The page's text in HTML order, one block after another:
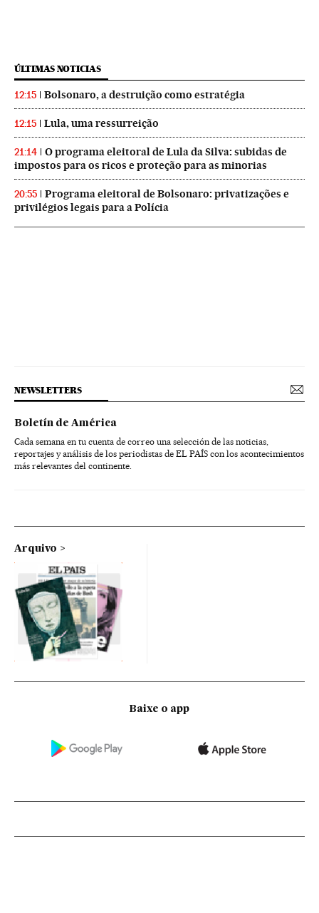
ÚLTIMAS NOTICIAS
12:15 Bolsonaro, a destruição como estratégia
12:15 Lula, uma ressurreição
21:14
O programa eleitoral de Lula da Silva: subidas de
impostos para os ricos e proteção para as minorias
20:55
Programa eleitoral de Bolsonaro: privatizações e
privilégios legais para a Polícia
NEWSLETTERS
Boletín de América
Cada semana en tu cuenta de correo una selección de las noticias,
reportajes y análisis de los periodistas de EL PAÍS con los acontecimientos
más relevantes del continente.
Arquivo
Baixe o app